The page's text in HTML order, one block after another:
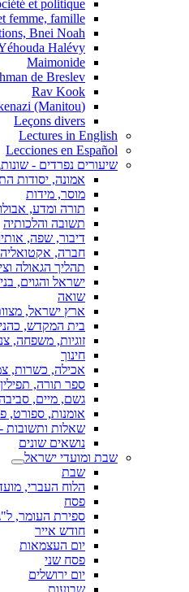
et politique
femme, famille
Bnei Noah
Halévy
Maimonide
de Breslev
Rav Kook
(Rav Askenazi (Manitou
Leçons divers
Lectures in English
Lecciones en Español
שיעורים נפרדים - שונות
אמונה, יסודות
מוסר, מידות
תורה ומדע,
תשובה והלכותיה
דיבור, שפה,
חברה, אקטואליה
תהליך הגאולה
ישראל והגוים,
שואה
ארץ ישראל,
בית המקדש,
זוגיות, משפחה,
חינוך
אכילה, כשרות,
ספר תורה,
גשם, מיים,
אומנות, ספורט,
שאלות ותשובות
נושאים שונים
שבת ומועדי ישראל
שבת
הלוח העברי,
פסח
ספירת העומר,
חודש אייר
יום העצמאות
פסח שני
יום ירושלים
שבועות